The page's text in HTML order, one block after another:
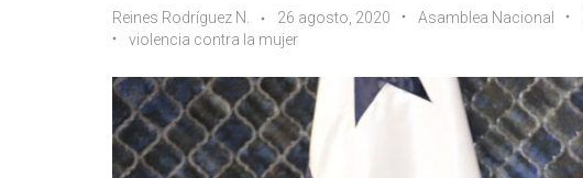
Reines Rodríguez N. 26 agosto, 2020 Asamblea Nacional
violencia contra la mujer